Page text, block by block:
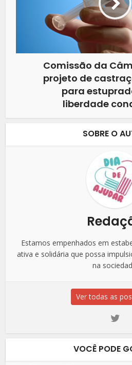
Comissão da
projeto de
para
liberdade
SOBRE O
Estamos empenhados em
ativa e solidária que possa
na
Ver todas as
VOCÊ PODE